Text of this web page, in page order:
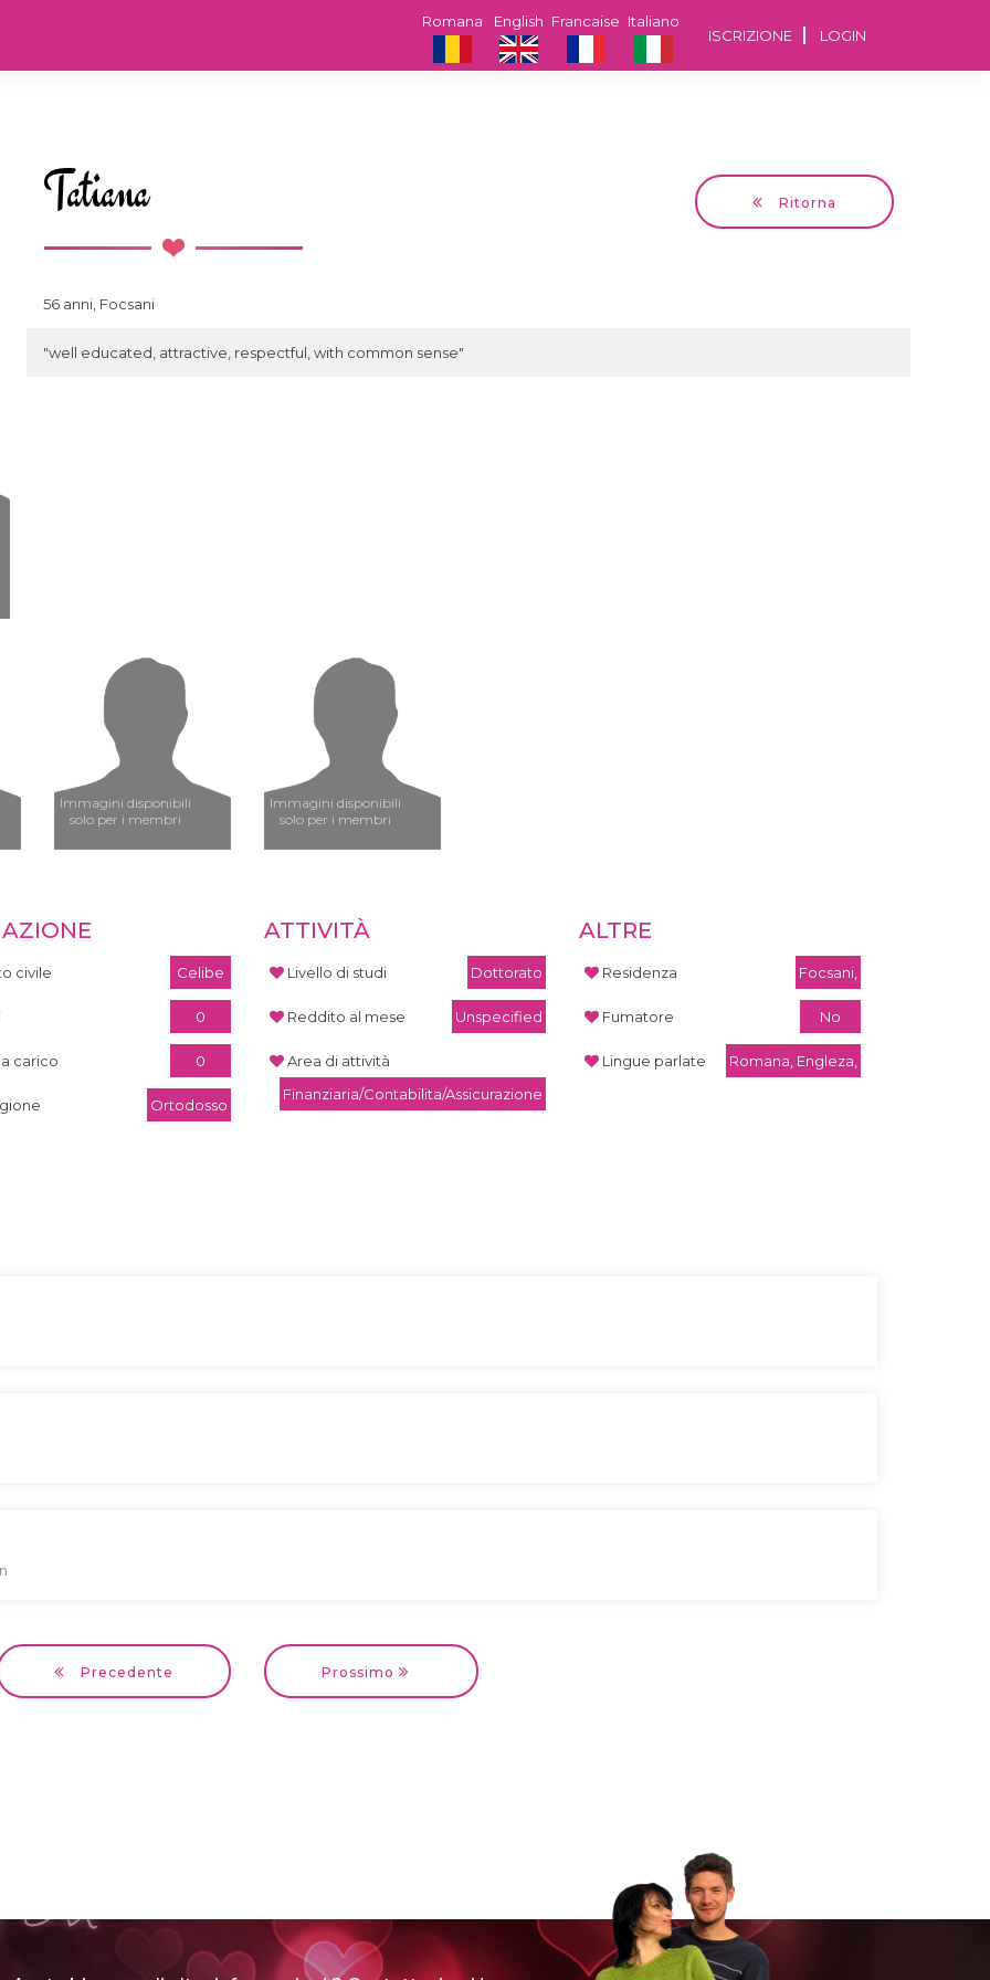
ISCRIZIONE LOGIN
Italiano
Francaise
English
Romana
Tatiana Ritorna
56 anni, Focsani
"well educated, attractive, respectful, with common sense"
Immagini disponibili
solo per i membri
Immagini disponibili
solo per i membri
civile Celibe
0
carico 0
Ortodosso
ATTIVITÀ
Livello di studi Dottorato
Reddito al mese Unspecified
Area di attività
Finanziaria/Contabilita/Assicurazione
ALTRE
Residenza Focsani,
Fumatore No
Lingue parlate Romana, Engleza,
Precedente Prossimo